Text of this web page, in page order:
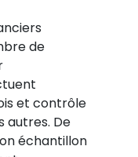
de
et contrôle
autres. De
échantillon